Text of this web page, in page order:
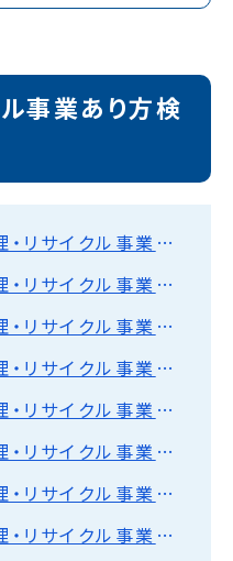
事業あり方検
第18回室蘭市ごみ処理・リサイクル事業あり方検討委員会
第17回室蘭市ごみ処理・リサイクル事業あり方検討委員会
第16回室蘭市ごみ処理・リサイクル事業あり方検討委員会
第15回室蘭市ごみ処理・リサイクル事業あり方検討委員会
第14回室蘭市ごみ処理・リサイクル事業あり方検討委員会
第13回室蘭市ごみ処理・リサイクル事業あり方検討委員会
第12回室蘭市ごみ処理・リサイクル事業あり方検討委員会
第11回室蘭市ごみ処理・リサイクル事業あり方検討委員会